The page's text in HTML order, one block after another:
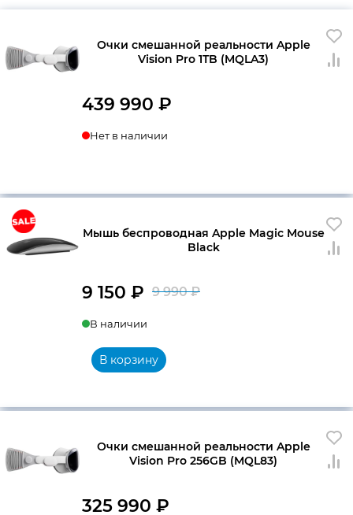
Очки смешанной реальности Apple
Vision Pro 1TB (MQLA3)
439 990 ₽
Нет в наличии
Мышь беспроводная Apple Magic Mouse
Black
9 990₽
990 ₽.
9 150 ₽
В наличии
В корзину
Очки смешанной реальности Apple
Vision Pro 256GB (MQL83)
325 990 ₽